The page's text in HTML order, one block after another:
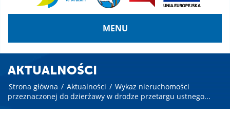
MENU
AKTUALNOŚCI
Strona główna / Aktualności / Wykaz nieruchomości
przeznaczonej do dzierżawy w drodze przetargu ustnego...